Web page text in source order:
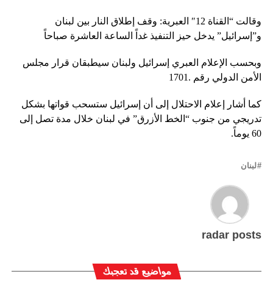
وقالت “القناة 12″ العبرية: وقف إطلاق النار بين لبنان
و”إسرائيل” يدخل حيز التنفيذ غداً الساعة العاشرة صباحاً
وبحسب الإعلام العبري إسرائيل ولبنان سيطبقان قرار مجلس
الأمن الدولي رقم .1701
كما أشار إعلام الاحتلال إلى أن إسرائيل ستسحب قواتها بشكل
تدريجي من جنوب “الخط الأزرق” في لبنان خلال مدة تصل إلى
60 يوماً.
لبنان
radar posts
مواضيع قد تعجبك